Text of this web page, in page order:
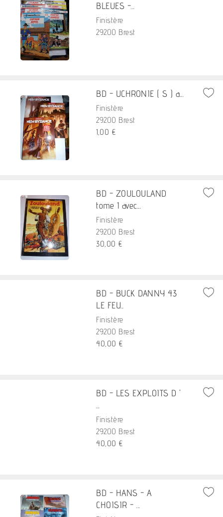
BLEUES -...
Finistère
29200 Brest
BD - UCHRONIE ( S ) a...
Finistère
29200 Brest
1,00 €
BD - ZOULOULAND
tome 1 avec...
Finistère
29200 Brest
30,00 €
BD - BUCK DANNY 43
LE FEU...
Finistère
29200 Brest
40,00 €
BD - LES EXPLOITS D '
Finistère
29200 Brest
40,00 €
BD - HANS - A
CHOISIR - ...